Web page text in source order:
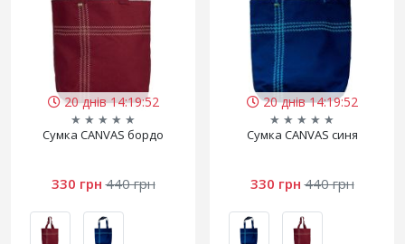
20 днів 14:19:52
★ ★ ★ ★ ★
Сумка CANVAS бордо
330 грн 440 грн
20 днів 14:19:52
★ ★ ★ ★ ★
Сумка CANVAS синя
330 грн 440 грн